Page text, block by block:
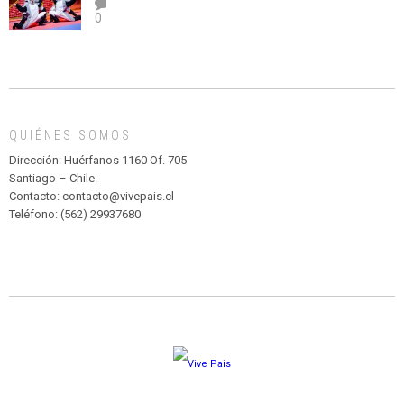
el
abuso”
TEATRO
Y
MADAGASCAR
PARQUE
HURATDO
0
QUIÉNES SOMOS
Dirección: Huérfanos 1160 Of. 705
Santiago – Chile.
Contacto: contacto@vivepais.cl
Teléfono: (562) 29937680